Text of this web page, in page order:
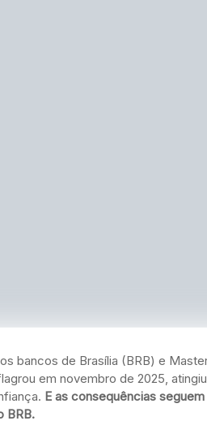
bancos de Brasília (BRB) e
em novembro de 2025,
E as consequências seguem
BRB.